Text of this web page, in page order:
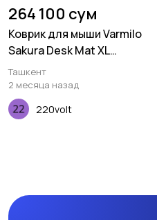
264 100 сум
Коврик для мыши Varmilo
Sakura Desk Mat XL
(900х400х3мм)
Ташкент
2 месяца назад
220volt